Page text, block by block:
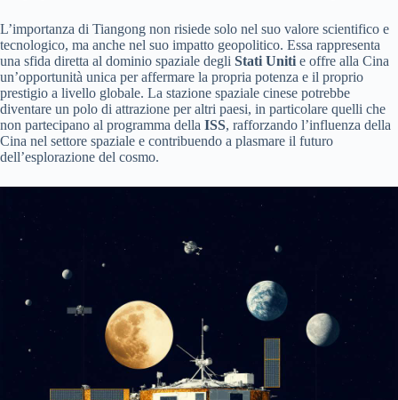
L’importanza di Tiangong non risiede solo nel suo valore scientifico e
tecnologico, ma anche nel suo impatto geopolitico. Essa rappresenta
una sfida diretta al dominio spaziale degli Stati Uniti e offre alla Cina
un’opportunità unica per affermare la propria potenza e il proprio
prestigio a livello globale. La stazione spaziale cinese potrebbe
diventare un polo di attrazione per altri paesi, in particolare quelli che
non partecipano al programma della ISS, rafforzando l’influenza della
Cina nel settore spaziale e contribuendo a plasmare il futuro
dell’esplorazione del cosmo.